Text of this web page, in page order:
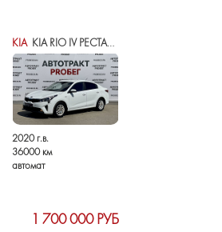
KIAKIA RIO IV РЕСТАЙЛИНГ
2020 г.в.
36000 км
автомат
1 700 000 РУБ